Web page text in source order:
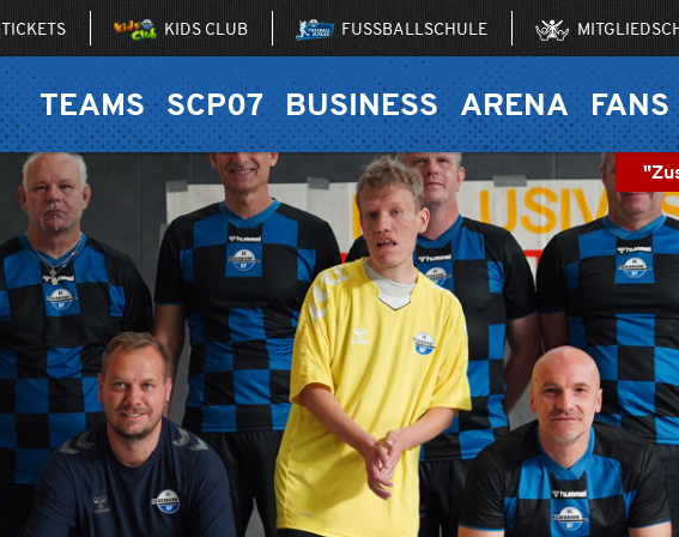
TICKETS KIDS CLUB FUSSBALLSCHULE
TEAMS SCP07 BUSINESS ARENA FANS